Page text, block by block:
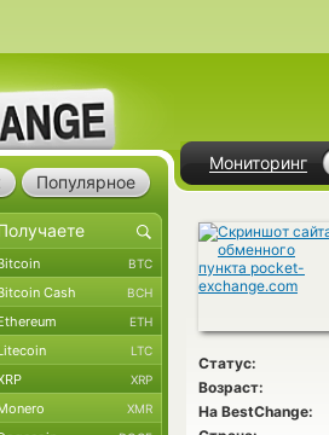
Мониторинг
Статус:
Возраст:
На BestChange:
Популярное
BTC
Cash BCH
ETH
LTC
XRP
XMR